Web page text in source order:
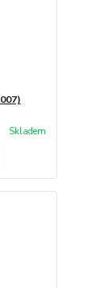
Skladem